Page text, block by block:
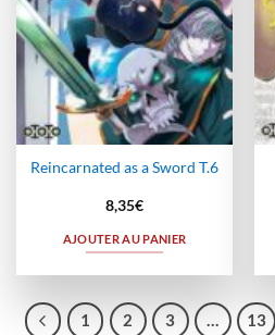
Reincarnated as a Sword T.6
8,35€
AJOUTER AU PANIER
1 2 3 … 13